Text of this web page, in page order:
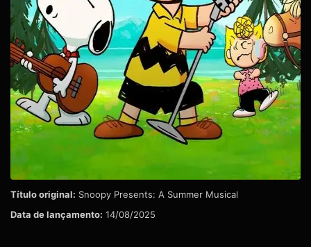
Título original: Snoopy Presents: A Summer Musical
Data de lançamento: 14/08/2025